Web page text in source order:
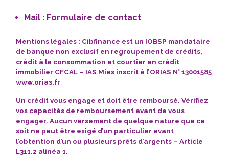
Mail : Formulaire de contact
Mentions légales : Cibfinance est un IOBSP mandataire
de banque non exclusif en regroupement de crédits,
crédit à la consommation et courtier en crédit
immobilier CFCAL – IAS Mias inscrit à l’ORIAS N° 13001585
www.orias.fr
Un crédit vous engage et doit être remboursé.Vérifiez
vos capacités de remboursement avant de vous
engager.Aucun versement de quelque nature que ce
soit ne peut être exigé d’un particulier avant
l’obtention d’un ou plusieurs prêts d’argents – Article
L311.2 alinéa 1.